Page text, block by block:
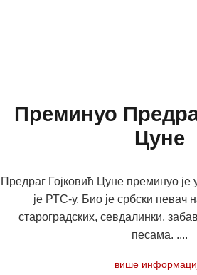
Преминуо
Цуне
Предраг Гојковић Цуне преминуо је
је РТС-у. Био је србски певач
староградских, севдалинки,
песама. ....
више